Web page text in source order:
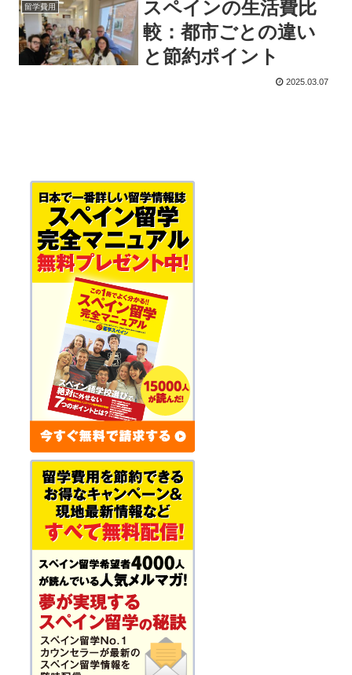
留学費用
スペインの生活費比
較：都市ごとの違い
と節約ポイント
2025.03.07